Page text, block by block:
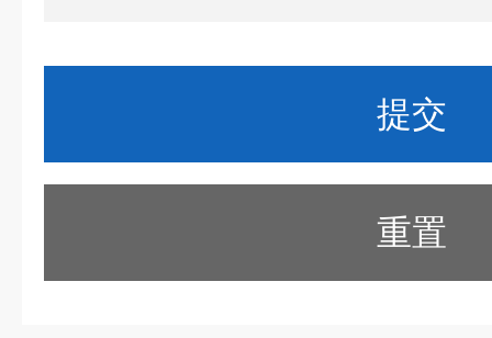
重置